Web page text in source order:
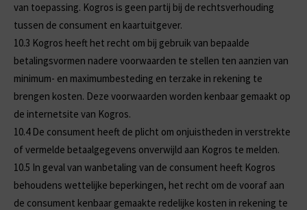
van toepassing. Kogros is geen partij bij de rechtsverhouding
tussen de consument en kaartuitgever.
10.3 Kogros heeft het recht om bij gebruik van bepaalde
betalingsvormen nadere voorwaarden te stellen ten aanzien van
minimum- en maximumbesteding en terzake in rekening te
brengen kosten. Deze voorwaarden worden kenbaar gemaakt op
de internetsite van Kogros.
10.4 De consument heeft de plicht om onjuistheden in verstrekte
of vermelde betaalgegevens onverwijld aan Kogros te melden.
10.5 In geval van wanbetaling van de consument heeft Kogros
behoudens wettelijke beperkingen, het recht om de vooraf aan
de consument kenbaar gemaakte redelijke kosten in rekening te